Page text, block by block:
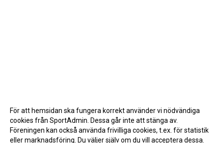
För att hemsidan ska fungera korrekt använder vi nödvändiga
cookies från SportAdmin. Dessa går inte att stänga av.
Föreningen kan också använda frivilliga cookies, t.ex. för statistik
eller marknadsföring. Du väljer själv om du vill acceptera dessa.